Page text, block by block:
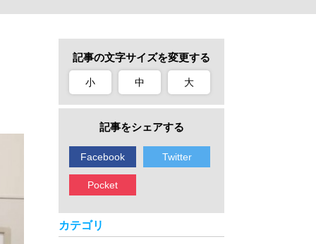
記事の文字サイズを変更する
小 中 大
記事をシェアする
Facebook Twitter
Pocket
カテゴリ